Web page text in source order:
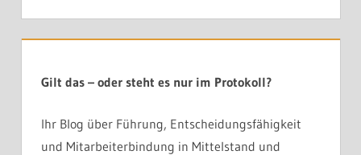
Gilt das – oder steht es nur im Protokoll?
Ihr Blog über Führung, Entscheidungsfähigkeit
und Mitarbeiterbindung in Mittelstand und